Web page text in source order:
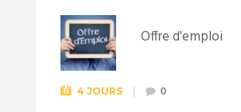
Offre d'emploi
4 JOURS 0